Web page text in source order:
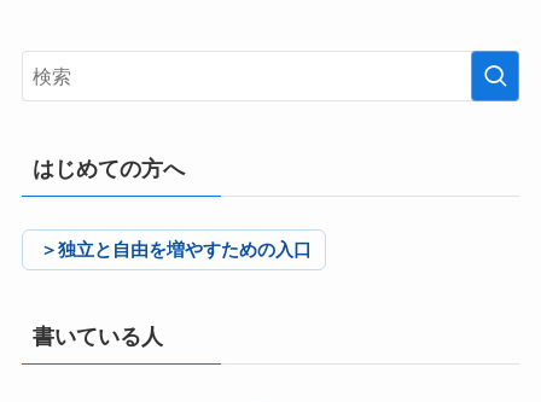
はじめての方へ
＞独立と自由を増やすための入口
書いている人